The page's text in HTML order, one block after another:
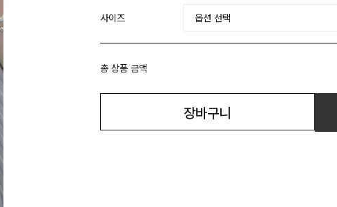
사이즈
총 상품 금액
장바구니